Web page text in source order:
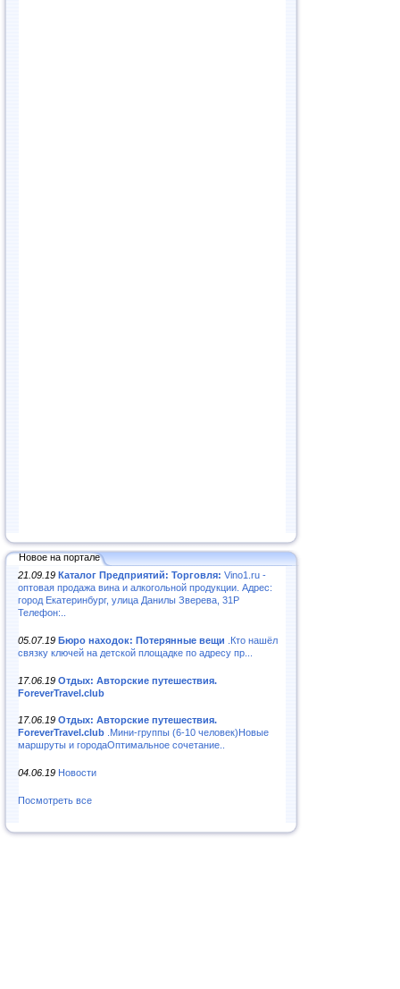
Новое на портале
21.09.19 Каталог Предприятий: Торговля: Vino1.ru -
оптовая продажа вина и алкогольной продукции. Адрес:
город Екатеринбург, улица Данилы Зверева, 31Р
Телефон:..
05.07.19 Бюро находок: Потерянные вещи .Кто нашёл
связку ключей на детской площадке по адресу пр...
17.06.19 Отдых: Авторские путешествия.
ForeverTravel.club
17.06.19 Отдых: Авторские путешествия.
ForeverTravel.club .Мини-группы (6-10 человек)Новые
маршруты и городаОптимальное сочетание..
04.06.19 Новости
Посмотреть все